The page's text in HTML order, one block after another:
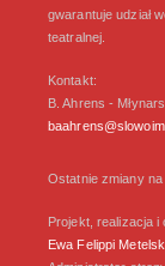
gwarantuje udział
teatralnej.
Kontakt:
B. Ahrens -
Ostatnie zmiany
Projekt, realizacja i
Ewa Felippi